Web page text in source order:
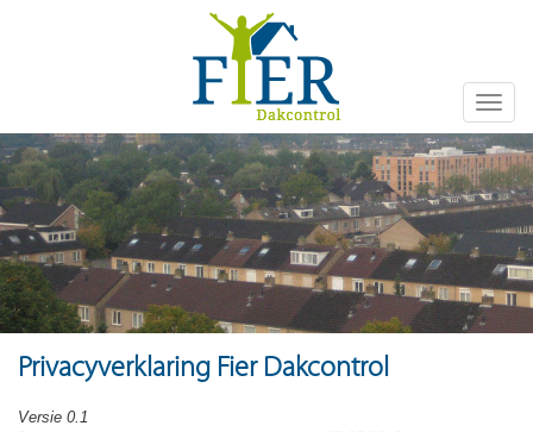
Toggle
Privacyverklaring Fier Dakcontrol
Versie 0.1